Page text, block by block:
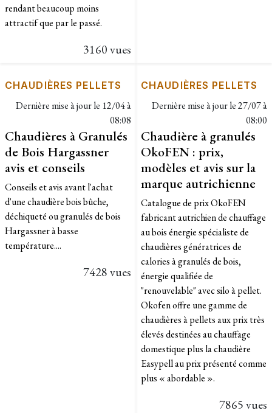
rendant beaucoup moins
attractif que par le passé.
3160 vues
CHAUDIÈRES PELLETS
Dernière mise à jour le 12/04 à
08:08
Chaudières à Granulés
de Bois Hargassner
avis et conseils
Conseils et avis avant l'achat
d'une chaudière bois bûche,
déchiqueté ou granulés de bois
Hargassner à basse
température....
7428 vues
CHAUDIÈRES PELLETS
Dernière mise à jour le27/07 à
08:00
Chaudière à granulés
OkoFEN : prix,
modèles et avis sur la
marque autrichienne
Catalogue de prix OkoFEN
fabricant autrichien de chauffage
au bois énergie spécialiste de
chaudières génératrices de
calories à granulés de bois,
énergie qualifiée de
"renouvelable" avec silo à pellet.
Okofen offre une gamme de
chaudières à pellets aux prix très
élevés destinées au chauffage
domestique plus la chaudière
Easypell au prix présenté comme
plus « abordable ».
7865 vues